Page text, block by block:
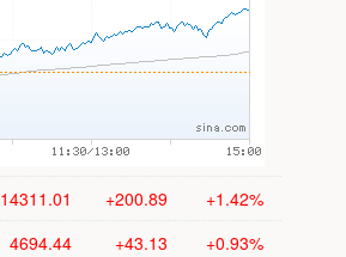
14311.01 +200.89 +1.42%
4694.44 +43.13 +0.93%